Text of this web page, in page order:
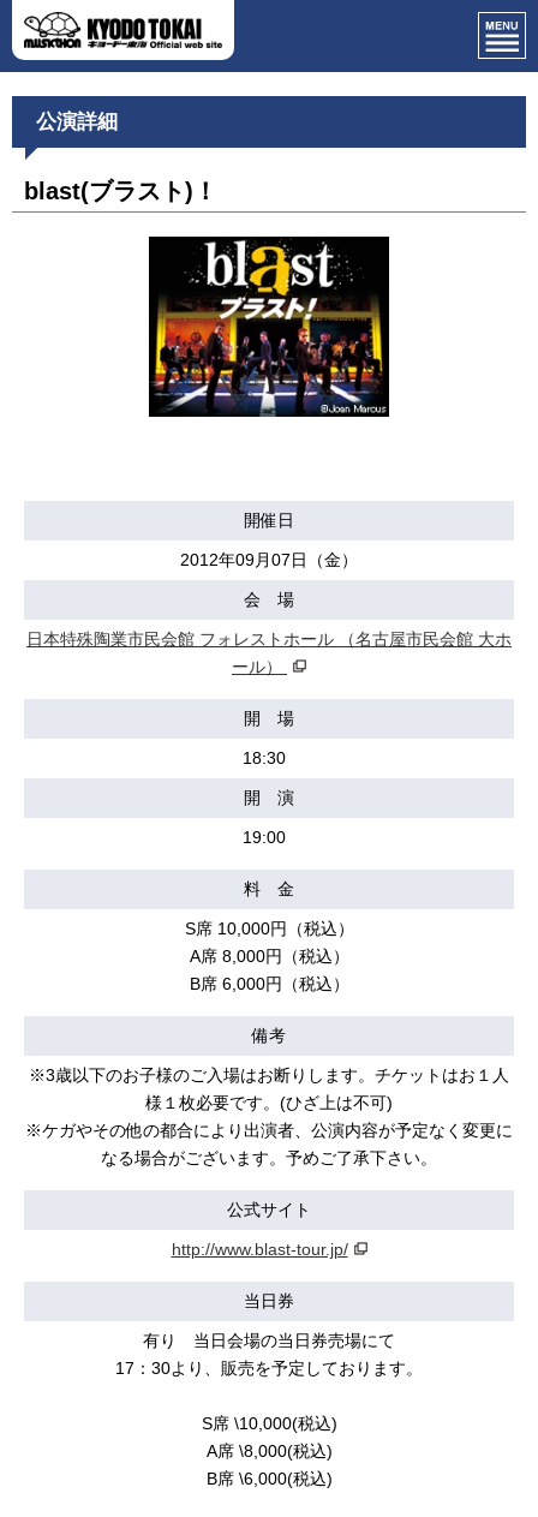
公演詳細
blast(ブラスト)！
開催日
2012年09月07日（金）
会 場
日本特殊陶業市民会館 フォレストホール （名古屋市民会館 大ホ
ール）
開 場
18:30
開 演
19:00
料 金
S席 10,000円（税込）
A席 8,000円（税込）
B席 6,000円（税込）
備考
※3歳以下のお子様のご入場はお断りします。チケットはお１人
様１枚必要です。(ひざ上は不可)
※ケガやその他の都合により出演者、公演内容が予定なく変更に
なる場合がございます。予めご了承下さい。
公式サイト
http://www.blast-tour.jp/
当日券
有り 当日会場の当日券売場にて
17：30より、販売を予定しております。
S席 \10,000(税込)
A席 \8,000(税込)
B席 \6,000(税込)